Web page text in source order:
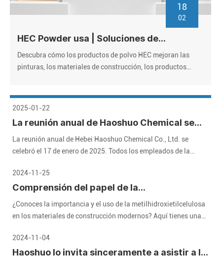
18
02
HEC Powder usa | Soluciones de
hidroxietil con celulosa de grado
industrial
Descubra cómo los productos de polvo HEC mejoran las
pinturas, los materiales de construcción, los productos
2025-01-22
La reunión anual de Haoshuo Chemical se
celebró con éxito, y esperamos el futuro
juntos
La reunión anual de Hebei Haoshuo Chemical Co., Ltd. se
celebró el 17 de enero de 2025. Todos los empleados de la
pasado y esperaban un futuro prometedor.
2024-11-25
Comprensión del papel de la
metilhidroxietilcelulosa (MHEC) en
materiales de construcción modernos
¿Conoces la importancia y el uso de la metilhidroxietilcelulosa
en los materiales de construcción modernos? Aquí tienes una
2024-11-04
Haoshuo lo invita sinceramente a asistir a la